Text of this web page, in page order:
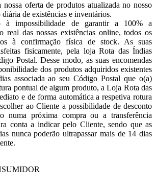
nossa oferta de produtos atualizada no nosso
diária de existências e inventários.
à impossibilidade de garantir a 100% a
real das nossas existências online, todos os
à confirmação física de stock. As suas
fisicamente, pela loja Rota das Índias
Postal. Desse modo, as suas encomendas
dos produtos adquiridos existentes
associada ao seu Código Postal que o(a)
pontual de algum produto, a Loja Rota das
e de forma automática a respetiva rotura
ao Cliente a possibilidade de desconto
numa próxima compra ou a transferência
conta a indicar pelo Cliente, sendo que as
nunca poderão ultrapassar mais de 14 dias